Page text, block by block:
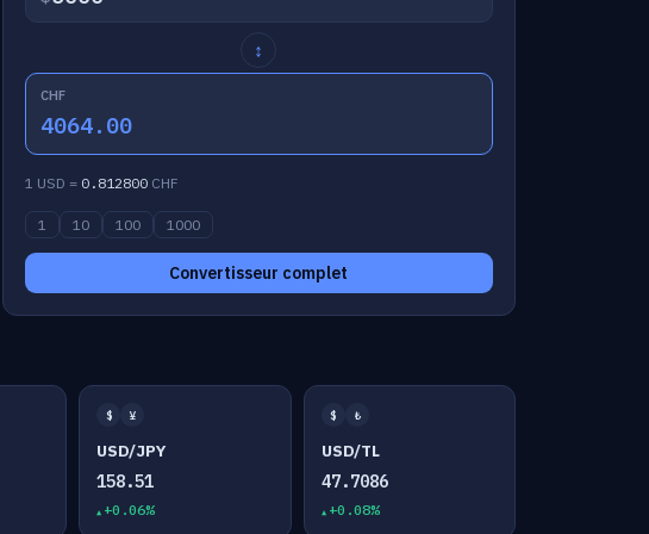
↕
CHF
4064.00
1 USD = 0.812800CHF
1 10 100 1000
Convertisseur complet
$ ¥
USD/JPY
158.51
+0.06%
$ ₺
USD/TL
47.7086
+0.08%